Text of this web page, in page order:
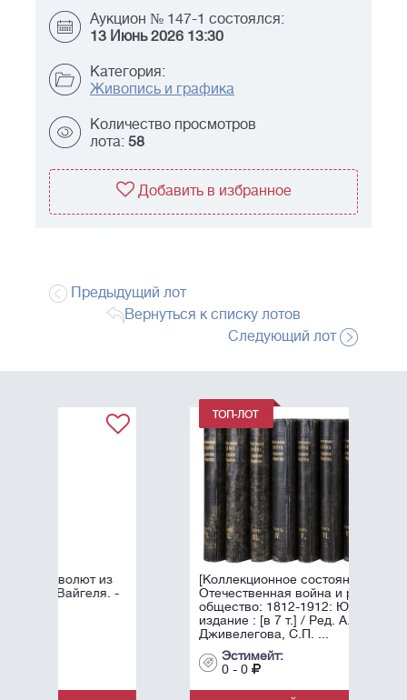
Аукцион № 147-1 состоялся:
13 Июнь 2026 13:30
Категория:
Живопись и графика
Количество просмотров
лота: 58
Добавить в избранное
Предыдущий лот
Вернуться к списку лотов
Следующий лот
[Коллекционное состояние].
Отечественная война и русское
общество: 1812-1912: Юбилейное
издание : [в 7 т.] / Ред. А.К.
Дживелегова, С.П. ...